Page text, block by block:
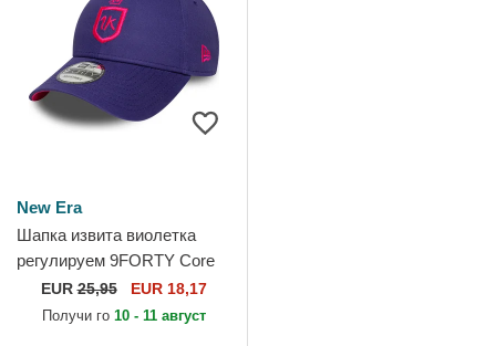
New Era
Шапка извита виолетка
регулируем 9FORTY Core
на 1K FC Kings League от
New Era
EUR25,95 EUR 18,17
Получи го 10 - 11 август